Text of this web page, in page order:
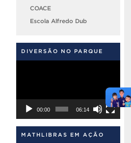
COACE
Escola Alfredo Dub
DIVERSÃO NO PARQUE
00:00 06:14
MATHLIBRAS EM AÇÃO